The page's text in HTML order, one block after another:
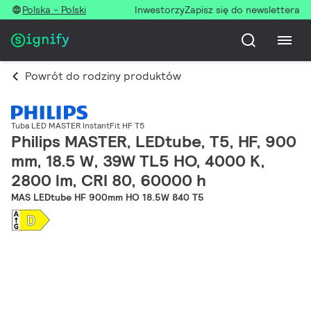
Polska - Polski InwestorzyZapisz się do newslettera
Powrót do rodziny produktów
Tuba LED MASTER InstantFit HF T5
Philips MASTER, LEDtube, T5, HF, 900
mm, 18.5 W, 39W TL5 HO, 4000 K,
2800 lm, CRI 80, 60000 h
MAS LEDtube HF 900mm HO 18.5W 840 T5